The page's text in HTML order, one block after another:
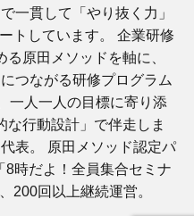
一貫して「やり抜く力」
トしています。 企業研修
原田メソッドを軸に、
つながる研修プログラム
一人一人の目標に寄り添
な行動設計」で伴走しま
表。 原田メソッド認定パ
8時だよ！全員集合セミナ
200回以上継続運営。